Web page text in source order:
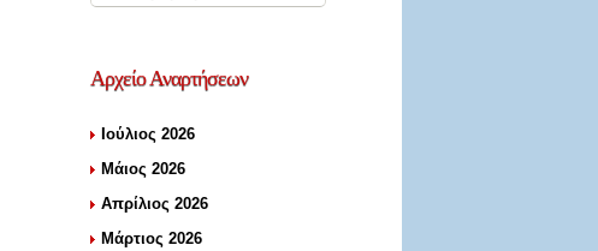
ΑρχείοΑναρτήσεων
Ιούλιος 2026
Μάιος 2026
Απρίλιος 2026
Μάρτιος 2026